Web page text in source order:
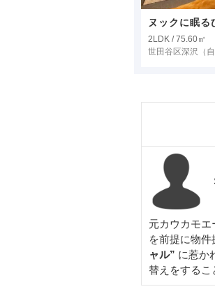
ヌックに眠る
2LDK / 75.60㎡
世田谷区深沢 （
元カウカモ
を前提に物件
ャル” に惹か
替えをするこ